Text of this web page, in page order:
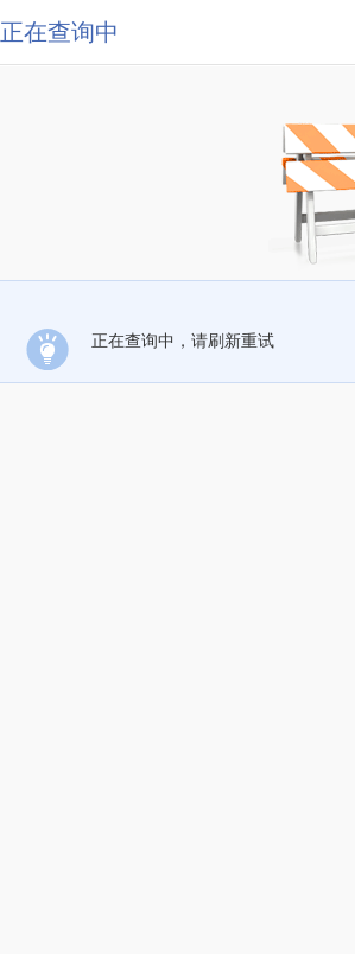
正在查询中
正在查询中，请刷新重试